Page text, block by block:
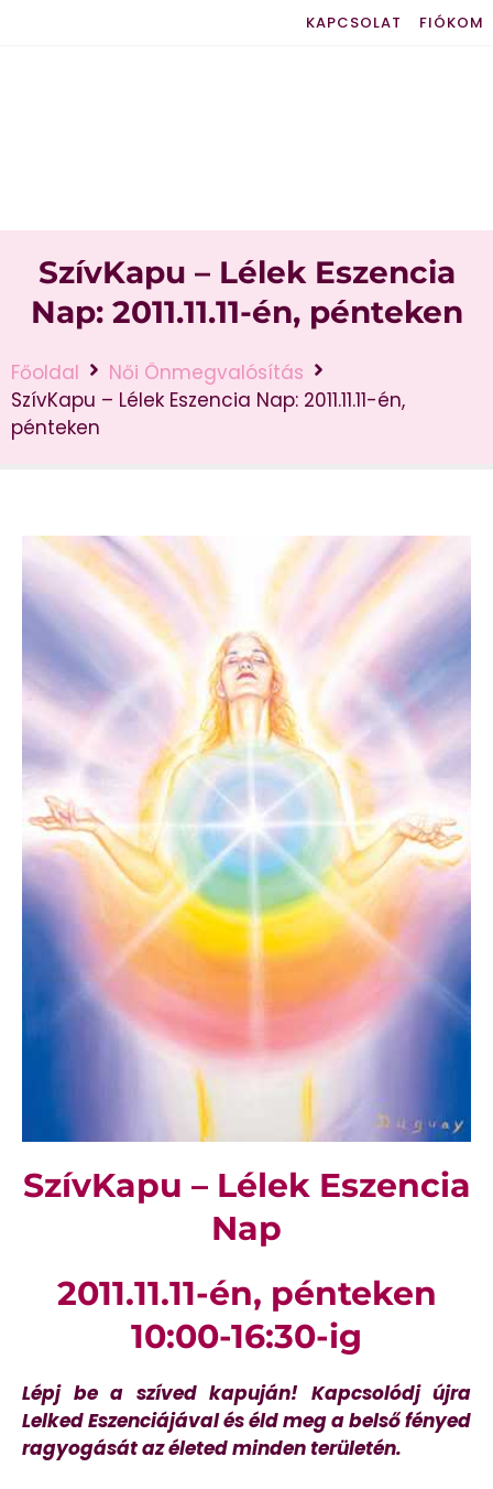
KAPCSOLAT FIÓKOM
SzívKapu – Lélek Eszencia
Nap: 2011.11.11-én, pénteken
Főoldal
Női Önmegvalósítás
SzívKapu – Lélek Eszencia Nap: 2011.11.11-én,
pénteken
SzívKapu – Lélek Eszencia
Nap
2011.11.11-én, pénteken
10:00-16:30-ig
Lépj be a szíved kapuján! Kapcsolódj újra
Lelked Eszenciájával és éld meg a belső fényed
ragyogását az életed minden területén.